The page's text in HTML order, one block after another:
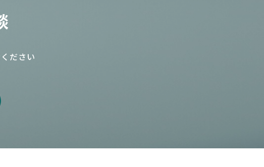
ださい